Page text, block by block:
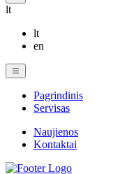
lt
lt
en
Pagrindinis
Servisas
Naujienos
Kontaktai